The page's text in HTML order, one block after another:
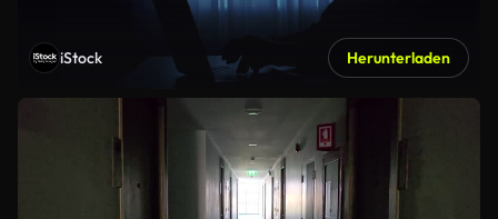
iStock Herunterladen